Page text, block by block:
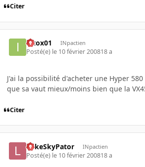
Citer
intox01 INpactien
Posté(e) le 10 février 200818 a
J'ai la possibilité d'acheter une Hyper 580
que sa vaut mieux/moins bien que la
Citer
LukeSkyPator INpactien
Posté(e) le 10 février 200818 a